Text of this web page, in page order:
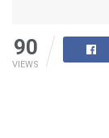
90
VIEWS